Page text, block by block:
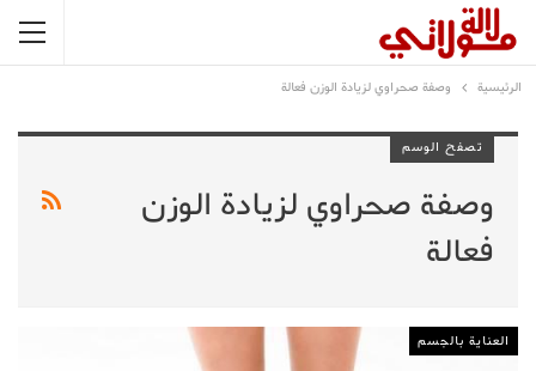
الرئيسية وصفة صحراوي لزيادة الوزن فعالة
تصفح الوسم
وصفة صحراوي لزيادة الوزن
فعالة
العناية بالجسم